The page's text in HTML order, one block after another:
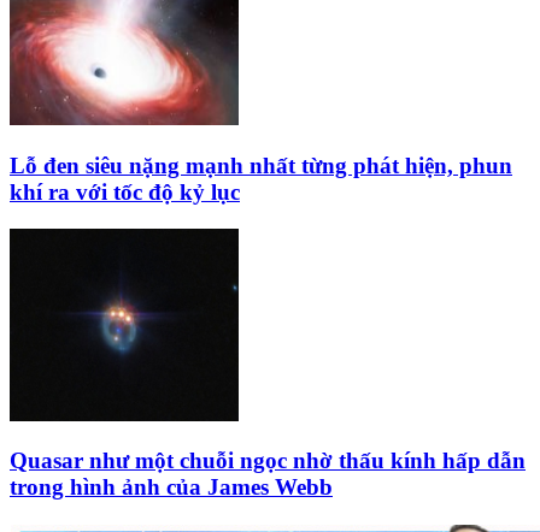
Lỗ đen siêu nặng mạnh nhất từng phát hiện, phun
khí ra với tốc độ kỷ lục
Quasar như một chuỗi ngọc nhờ thấu kính hấp dẫn
trong hình ảnh của James Webb